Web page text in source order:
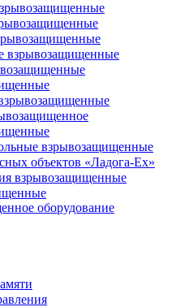
взрывозащищенные
взрывозащищенные
объектов «Ладога-Ex»
взрывозащищенные
оборудование